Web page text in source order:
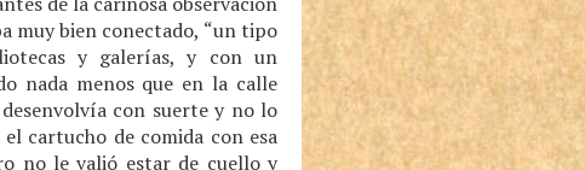
muy bien conectado, “un tipo
y galerías, y con un
nada menos que en la calle
desenvolvía con suerte y no lo
cartucho de comida con esa
no le valió estar de cuello y